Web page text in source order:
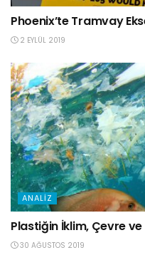
Phoenix’te Tramvay
2 EYLÜL 2019
ANALIZ
Plastiğin İklim, Çevre
30 AĞUSTOS 2019